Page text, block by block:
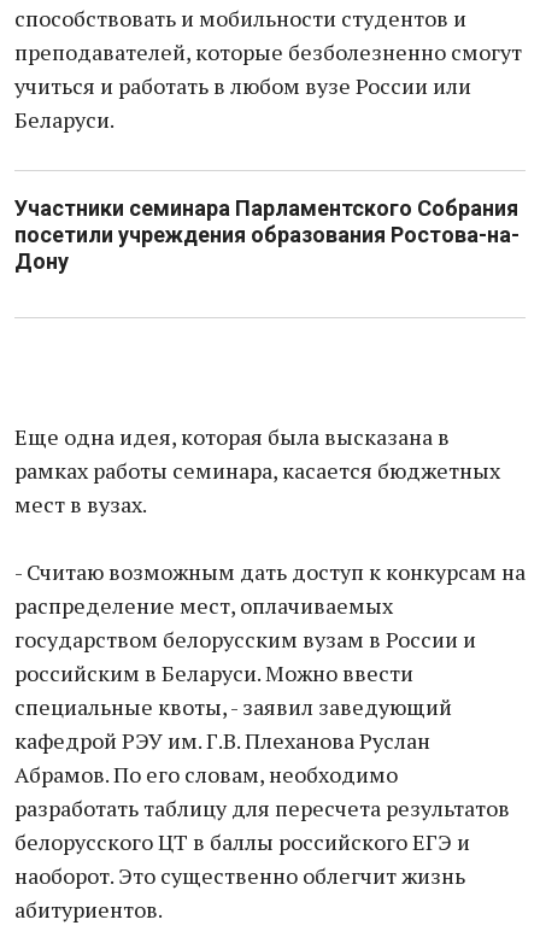
способствовать и мобильности студентов и
преподавателей, которые безболезненно смогут
учиться и работать в любом вузе России или
Беларуси.
Участники семинара Парламентского Собрания
посетили учреждения образования Ростова-на-
Дону
Еще одна идея, которая была высказана в
рамках работы семинара, касается бюджетных
мест в вузах.
- Считаю возможным дать доступ к конкурсам на
распределение мест, оплачиваемых
государством белорусским вузам в России и
российским в Беларуси. Можно ввести
специальные квоты, - заявил заведующий
кафедрой РЭУ им. Г.В. Плеханова Руслан
Абрамов. По его словам, необходимо
разработать таблицу для пересчета результатов
белорусского ЦТ в баллы российского ЕГЭ и
наоборот. Это существенно облегчит жизнь
абитуриентов.